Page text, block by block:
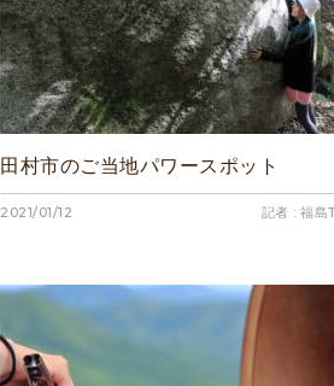
田村市のご当地パワースポット
2021/01/12 記者 : 福島